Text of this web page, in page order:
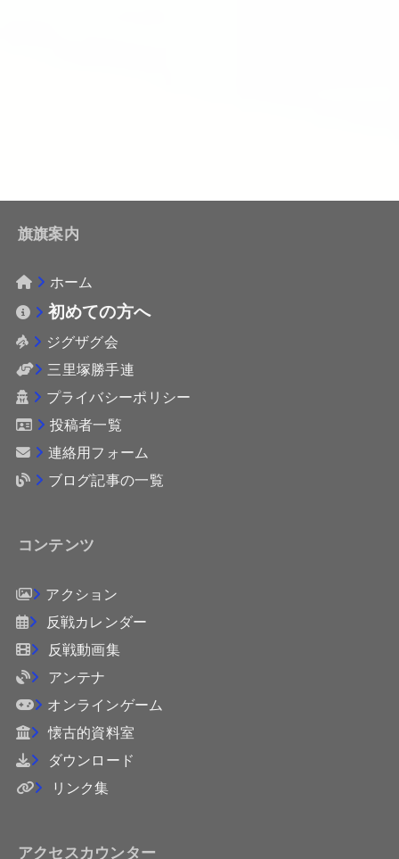
旗旗案内
ホーム
初めての方へ
ジグザグ会
三里塚勝手連
プライバシーポリシー
投稿者一覧
連絡用フォーム
ブログ記事の一覧
コンテンツ
アクション
反戦カレンダー
反戦動画集
アンテナ
オンラインゲーム
懐古的資料室
ダウンロード
リンク集